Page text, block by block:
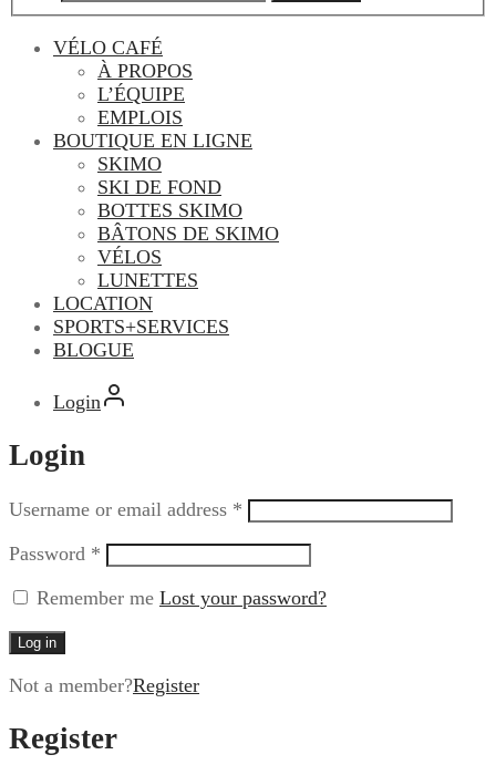
VÉLO CAFÉ
À PROPOS
L’ÉQUIPE
EMPLOIS
BOUTIQUE EN LIGNE
SKIMO
SKI DE FOND
BOTTES SKIMO
BÂTONS DE SKIMO
VÉLOS
LUNETTES
LOCATION
SPORTS+SERVICES
BLOGUE
Login
Login
Username or email address *
Password *
Remember me Lost your password?
Log in
Not a member?Register
Register